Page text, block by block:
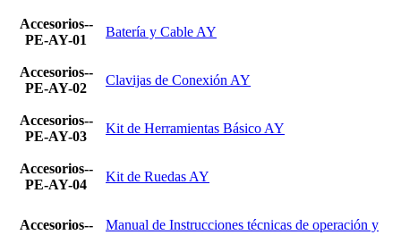
Accesorios--
PE-AY-01
Batería y Cable AY
Accesorios--
PE-AY-02
Clavijas de Conexión AY
Accesorios--
PE-AY-03
Kit de Herramientas Básico AY
Accesorios--
PE-AY-04
Kit de Ruedas AY
Accesorios--
Manual de Instrucciones técnicas de operación y